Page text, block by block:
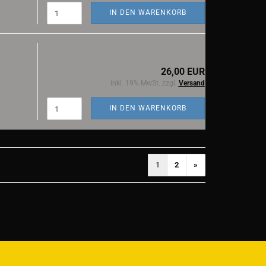
IN DEN WARENKORB
26,00 EUR
inkl. 19% MwSt. zzgl. Versand
IN DEN WARENKORB
1 2 »